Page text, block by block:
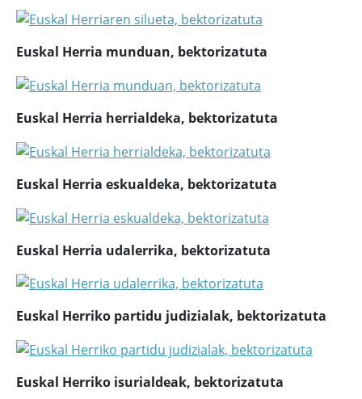
Euskal Herria munduan, bektorizatuta
Euskal Herria herrialdeka, bektorizatuta
Euskal Herria eskualdeka, bektorizatuta
Euskal Herria udalerrika, bektorizatuta
Euskal Herriko partidu judizialak, bektorizatuta
Euskal Herriko isurialdeak, bektorizatuta